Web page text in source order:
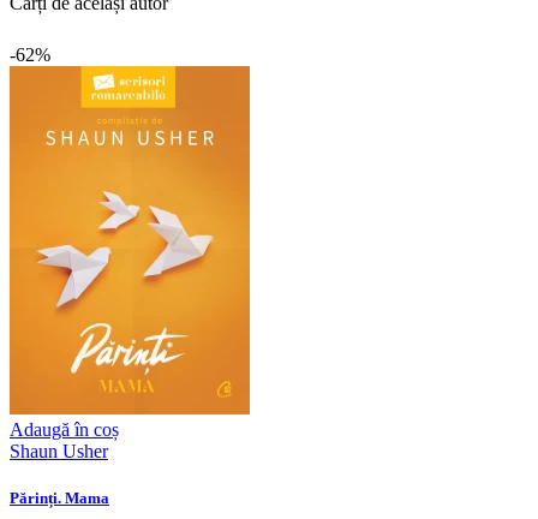
-62%
Adaugă în coș
Shaun Usher
Părinți. Mama